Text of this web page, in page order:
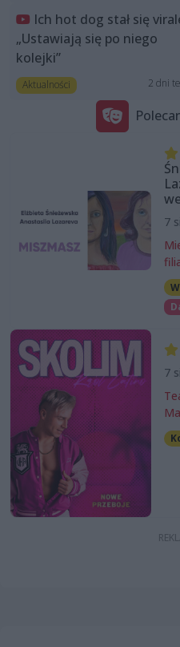
Ich hot dog stał się
„Ustawiają się po niego
kolejki”
Aktualności 2 dni
7
7